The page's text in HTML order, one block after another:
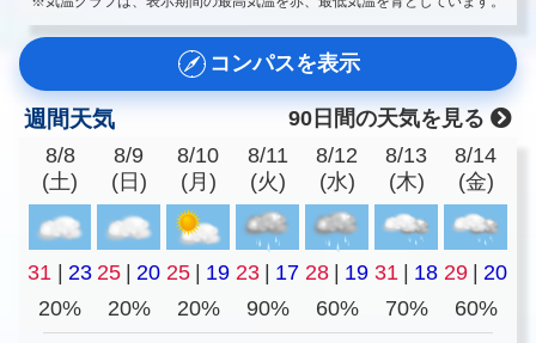
コンパスを表示
週間天気
90日間の天気を見る
8/8
(土)
8/9
(日)
8/10
(月)
8/11
(火)
8/12
(水)
8/13
(木)
8/14
(金)
31 | 23 25 | 20 25 | 19 23 | 17 28 | 19 31 | 18 29 | 20
20%
20% 20% 90% 60% 70% 60%